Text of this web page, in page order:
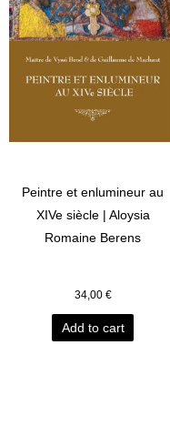
Peintre et enlumineur au
XIVe siècle | Aloysia
Romaine Berens
34,00 €
Add to cart